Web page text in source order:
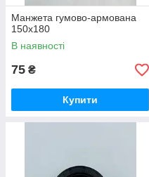
Манжета гумово-армована
150х180
В наявності
75 ₴
Купити